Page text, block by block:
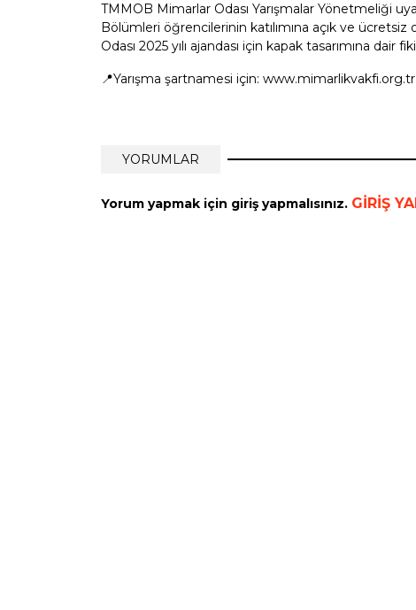
TMMOB Mimarlar Odası Yarışmalar Yönetmeliği
Bölümleri öğrencilerinin katılımına açık ve
Odası 2025 yılı ajandası için kapak tasarımına dair
📍Yarışma şartnamesi için: www.mimarlikvakfi.org.tr
YORUMLAR
Yorum yapmak için giriş yapmalısınız. GİRİŞ